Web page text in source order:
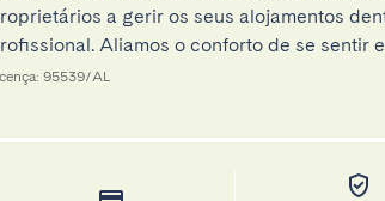
a gerir os seus alojamentos
Aliamos o conforto de se sentir
95539/AL